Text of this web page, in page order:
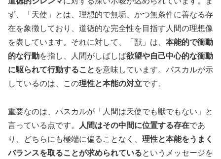
ず、「天使」とは、理想的で無垢、かつ無条件に善なる存
在を象徴しており、道徳的な完全性を目指す人間の理想像
を表しています。それに対して、「獣」は、 本能的で衝動
的な行動を指し、人間がしばしば欲望や自己中心的な衝動
に駆られて行動すること を意味しています。パスカルが示
しているのは、この理性と本能の対立です。
重要なのは、パスカルが「人間は天使でも獣でもない」と
言っている点です。
人間はその中間に位置する存在であ
り、どちらにも極端に偏ることなく、 理性と本能をうまく
バランスを取ることが求められているというメッセージを